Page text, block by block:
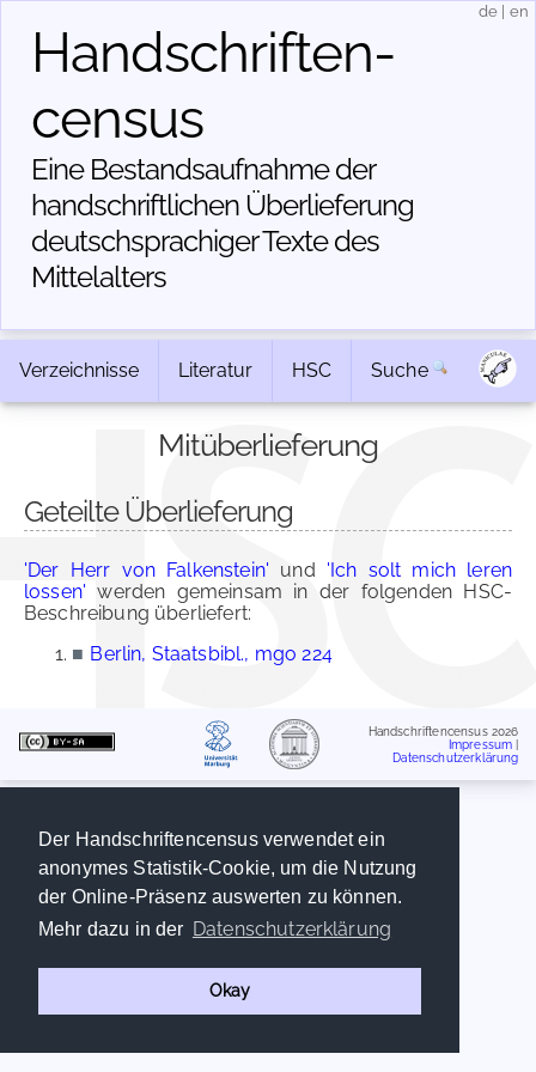
Der Handschriftencensus verwendet ein
anonymes Statistik-Cookie, um die Nutzung
der Online-Präsenz auswerten zu können.
Mehr dazu in der Datenschutzerklärung
Okay
Handschriften­
census
Eine Bestandsaufnahme der
handschriftlichen Über­lieferung
deutschsprachiger Texte des
Mittelalters
de en
Verzeichnisse Literatur HSC Suche
Mitüberlieferung
Geteilte Überlieferung
'Der Herr von Falkenstein' und 'Ich solt mich leren
lossen' werden gemeinsam in der folgenden HSC-
Beschreibung überliefert:
■ Berlin, Staatsbibl., mgo 224
Handschriftencensus 2026
Impressum
Datenschutzerklärung